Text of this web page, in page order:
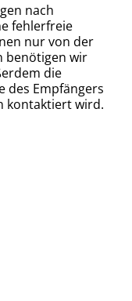
nach
fehlerfreie
nur von der
benötigen wir
die
des Empfängers
kontaktiert wird.